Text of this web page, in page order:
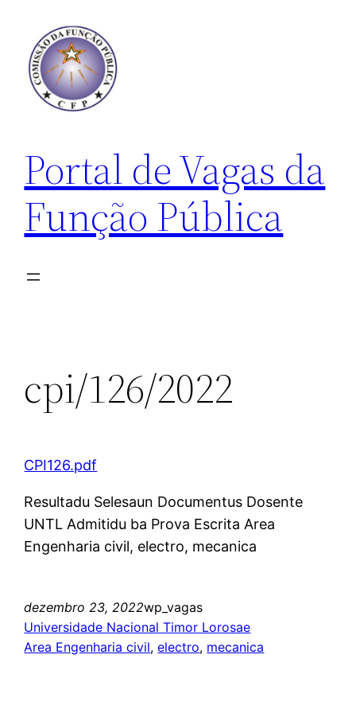
conteúdo
Portal de Vagas da
Função Pública
cpi/126/2022
CPI126.pdf
Resultadu Selesaun Documentus Dosente
UNTL Admitidu ba Prova Escrita Area
Engenharia civil, electro, mecanica
dezembro 23, 2022wp_vagas
Universidade Nacional Timor Lorosae
Area Engenharia civil, electro, mecanica